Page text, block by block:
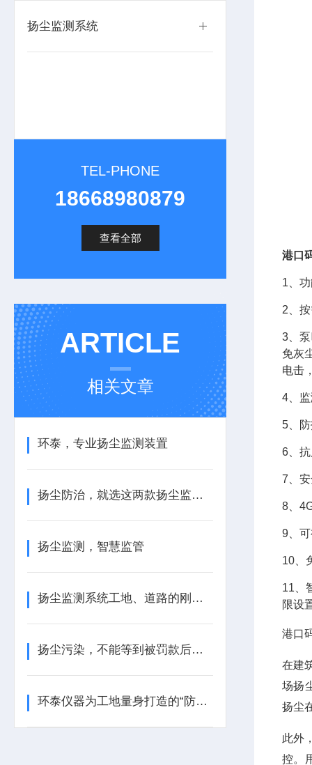
扬尘监测系统
TEL-PHONE
18668980879
查看全部
ARTICLE
相关文章
环泰，专业扬尘监测装置
扬尘防治，就选这两款扬尘监测装置
扬尘监测，智慧监管
扬尘监测系统工地、道路的刚需设备
扬尘污染，不能等到被罚款后才后悔
环泰仪器为工地量身打造的“防尘金盾”
港口
1、
2、
3、
免灰
电击
4、
5、
6、
7、
8、
9、
10、
11、
限设
港口
在建
场扬
扬尘
此外
控。